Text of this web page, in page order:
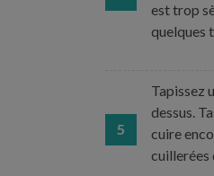
est trop
quelques
5
Tapissez
dessus.
cuire
cuillerées